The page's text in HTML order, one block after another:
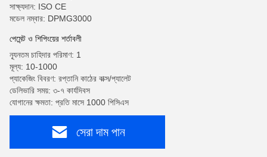
সাক্ষ্যদান: ISO CE
মডেল নম্বার: DPMG3000
পেমেন্ট ও শিপিংয়ের শর্তাবলী
ন্যূনতম চাহিদার পরিমাণ: 1
মূল্য: 10-1000
প্যাকেজিং বিবরণ: রপ্তানি কাঠের বাক্স/প্যালেট
ডেলিভারি সময়: ৩-৭ কার্যদিবস
যোগানের ক্ষমতা: প্রতি মাসে 1000 পিসিএস
সেরা দাম পান